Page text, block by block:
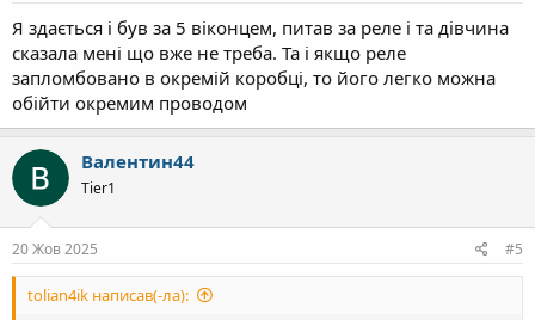
січня чи не пом'ятаю) ціна за проданий квт по зеленому тарифу
буле нижчим.
Я здається і був за 5 віконцем, питав за реле і та дівчина
сказала мені що вже не треба. Та і якщо реле
запломбовано в окремій коробці, то його легко можна
обійти окремим проводом
Валентин44
Tier1
20 Жов 2025 #5
tolian4ik написав(-ла):